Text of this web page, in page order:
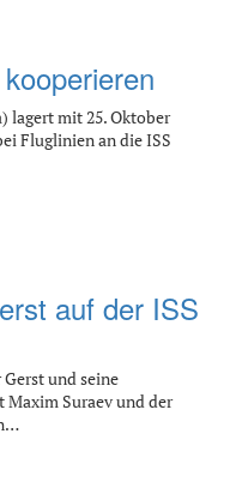
lagert mit 25. Oktober
Fluglinien an die ISS
auf der ISS
und seine
Maxim Suraev und der